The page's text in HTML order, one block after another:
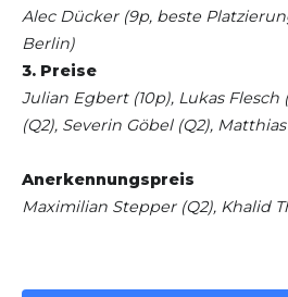
Alec Dücker (9p, beste
Berlin)
3. Preise
Julian Egbert (10p), Lukas Flesch
(Q2), Severin Göbel (Q2),
Anerkennungspreis
Maximilian Stepper (Q2), Khalid